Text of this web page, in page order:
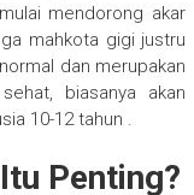
mendorong akar
mahkota gigi justru
dan merupakan
biasanya akan
10-12 tahun .
Penting?